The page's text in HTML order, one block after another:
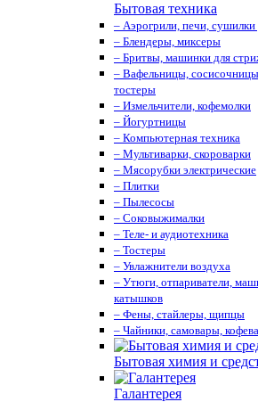
Бытовая техника
– Аэрогрили, печи, сушилки
– Блендеры, миксеры
– Бритвы, машинки для
– Вафельницы,
тостеры
– Измельчители, кофемолки
– Йогуртницы
– Компьютерная техника
– Мультиварки, скороварки
– Мясорубки электрические
– Плитки
– Пылесосы
– Соковыжималки
– Теле- и аудиотехника
– Тостеры
– Увлажнители воздуха
– Утюги, отпариватели,
катышков
– Фены, стайлеры, щипцы
– Чайники, самовары,
Бытовая химия и
Галантерея